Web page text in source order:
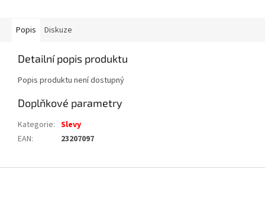
Popis Diskuze
Detailní popis produktu
Popis produktu není dostupný
Doplňkové parametry
Kategorie: Slevy
EAN: 23207097